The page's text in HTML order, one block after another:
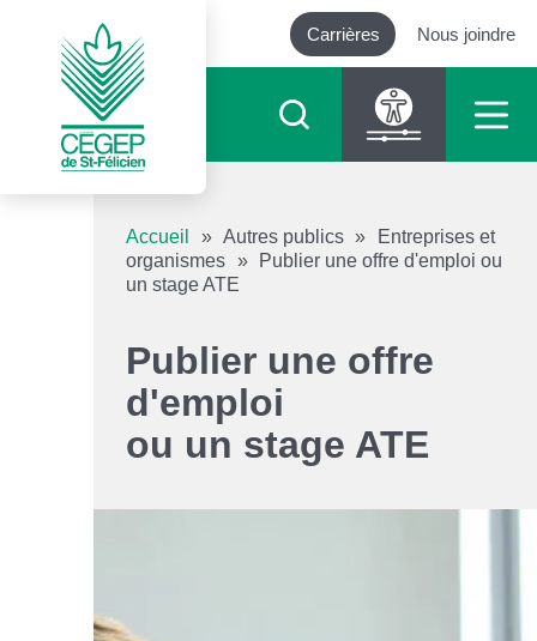
Carrières Nous joindre
Augmenter le texte
Diminuer le texte
Niveau de gris
Accueil » Autres publics »
Entreprises et
organismes »
Publier une offre d'emploi ou
un stage ATE
Publier une offre
d'emploi
ou un stage ATE